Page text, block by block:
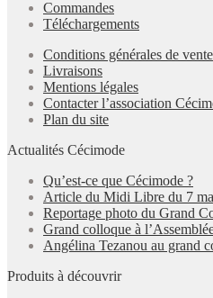
Commandes
Téléchargements
Conditions générales de vente
Livraisons
Mentions légales
Contacter l’association
Plan du site
Actualités Cécimode
Qu’est-ce que Cécimode ?
Article du Midi Libre du 7
Reportage photo du Grand
Grand colloque à
Angélina Tezanou au grand
Produits à découvrir